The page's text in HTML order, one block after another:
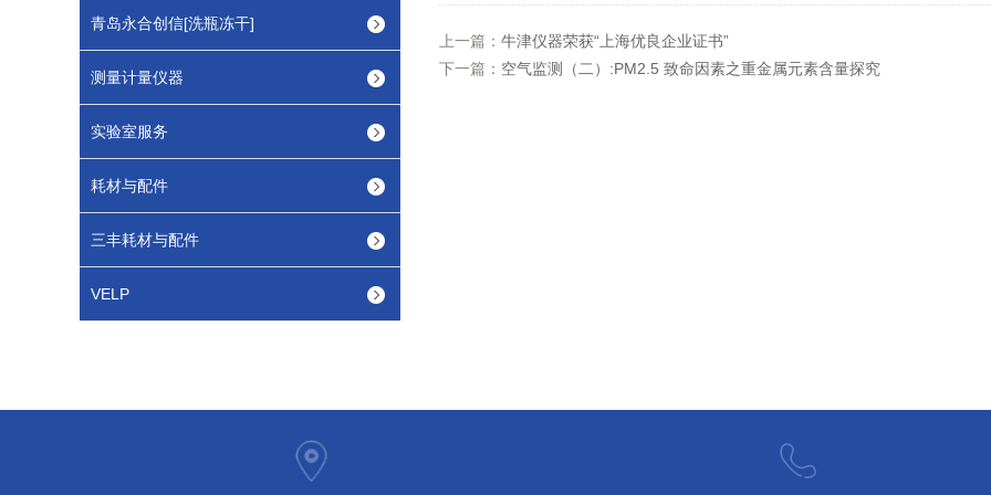
青岛永合创信[洗瓶冻干]
测量计量仪器
实验室服务
耗材与配件
三丰耗材与配件
VELP
上一篇： 牛津仪器荣获“上海优良企业证书”
下一篇： 空气监测（二）:PM2.5 致命因素之重金属元素含量探究